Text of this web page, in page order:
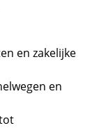
en zakelijke
en